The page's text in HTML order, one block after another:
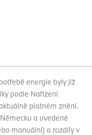
energie byly již
podle Nařízení
platném znění.
a uvedené
manuální) a rozdíly v